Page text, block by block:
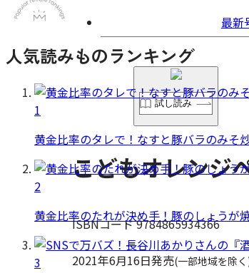
最新
試し読み
こどもオレンジ
ISBNコード 9784865934366
2021年6月16日発売(一部地域を除
人気読みものランキング
1
黄金比率のタレで！なすと豚バラのみそ
2
黄金比率のたれが決め手！豚のしょうが
3